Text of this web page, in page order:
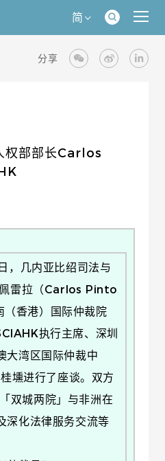
简
分享
权部部长Carlos
几内亚比绍司法与
佩雷拉（Carlos Pinto
香港）国际仲裁院
执行主席、深圳
大湾区国际仲裁中
壎进行了座谈。双方
双城两院」与非洲在
深化法律服务交流等